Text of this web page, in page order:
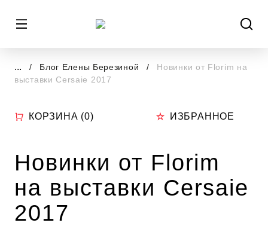
... Блог Елены Березиной
Новинки от Florim на
выставки Cersaie 2017
КОРЗИНА (0) ИЗБРАННОЕ
Новинки от Florim
на выставки Cersaie
2017